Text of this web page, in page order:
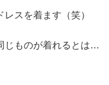
スを着ます（笑）
じものが着れるとは…